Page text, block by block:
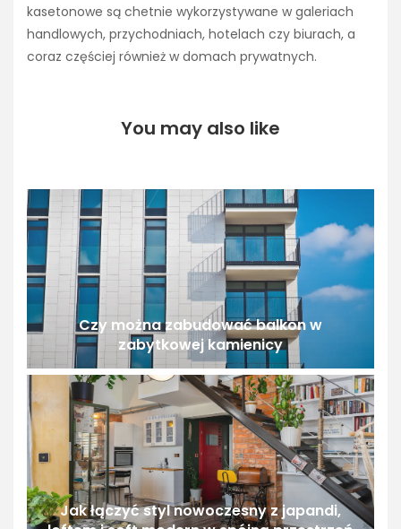
kasetonowe są chetnie wykorzystywane w galeriach
handlowych, przychodniach, hotelach czy biurach, a
coraz częściej również w domach prywatnych.
You may also like
Czy można zabudować balkon w
zabytkowej kamienicy
Jak łączyć styl nowoczesny z japandi,